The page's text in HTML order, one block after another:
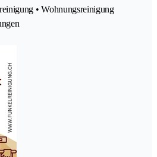
• Wohnungsreinigung